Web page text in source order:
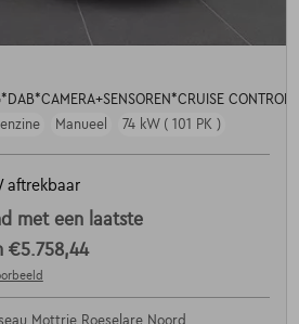
CONTROL*
Manueel 74 kW ( 101 PK )
aftrekbaar
met een laatste
€5.758,44